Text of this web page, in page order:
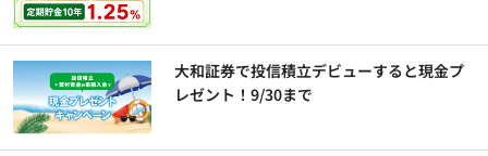
大和証券で投信積立デビューすると現金プ
レゼント！9/30まで